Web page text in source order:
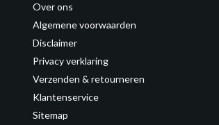
Over ons
Algemene voorwaarden
Disclaimer
Privacy verklaring
Verzenden & retourneren
Klantenservice
Sitemap